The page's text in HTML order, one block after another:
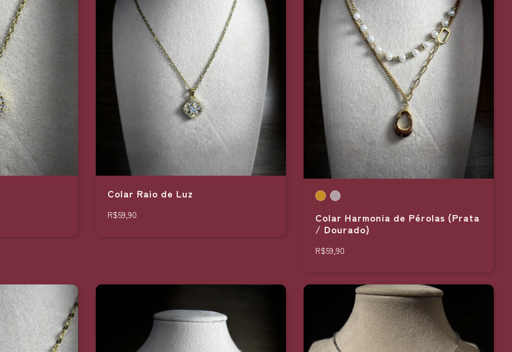
Colar Raio de Luz
R$59,90
Colar Harmonia de Pérolas (Prata
/ Dourado)
R$59,90